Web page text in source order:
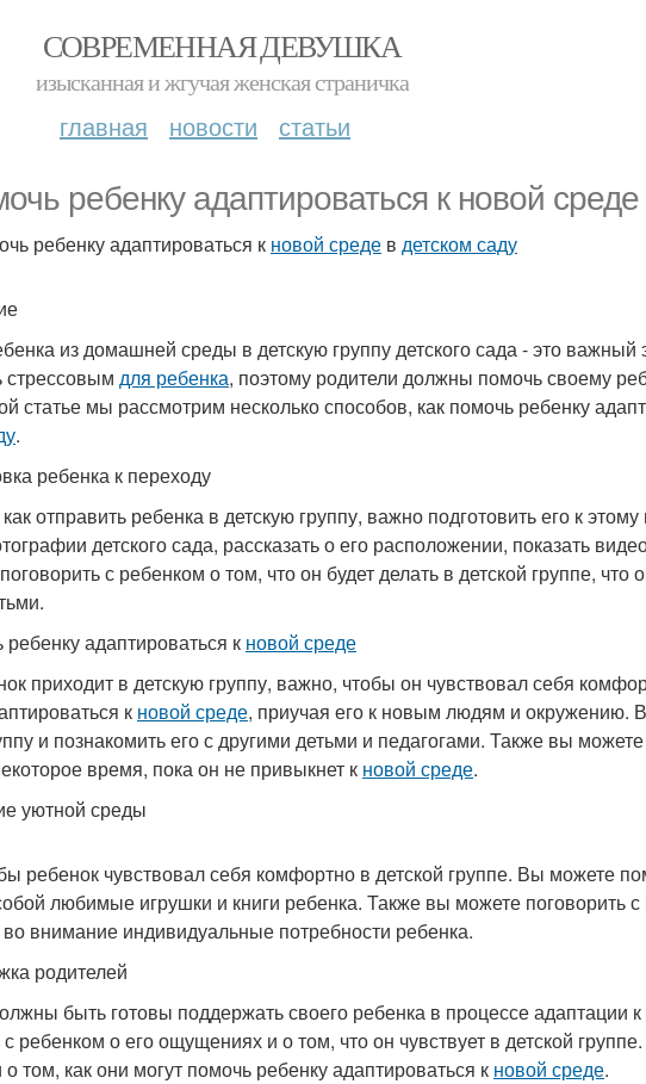
СОВРЕМЕННАЯ ДЕВУШКА
изысканная и жгучая женская страничка
главная новости статьи
ребенку адаптироваться к новой
ребенку адаптироваться к новой среде в детском саду
из домашней среды в детскую группу детского сада - это важный
стрессовым для ребенка, поэтому родители должны помочь своему
статье мы рассмотрим несколько способов, как помочь ребенку
.
ребенка к переходу
отправить ребенка в детскую группу, важно подготовить его к
детского сада, рассказать о его расположении, показать
с ребенком о том, что он будет делать в детской группе, что
адаптироваться к новой среде
приходит в детскую группу, важно, чтобы он чувствовал себя
к новой среде, приучая его к новым людям и окружению.
и познакомить его с другими детьми и педагогами. Также вы
время, пока он не привыкнет к новой среде.
уютной среды
ребенок чувствовал себя комфортно в детской группе. Вы можете
любимые игрушки и книги ребенка. Также вы можете поговорить
внимание индивидуальные потребности ребенка.
родителей
быть готовы поддержать своего ребенка в процессе адаптации к
с ребенком о его ощущениях и о том, что он чувствует в детской
о том, как они могут помочь ребенку адаптироваться к новой среде.